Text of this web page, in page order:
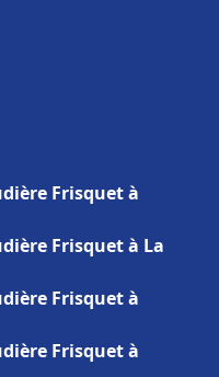
Frisquet à
Frisquet à La
Frisquet à
Frisquet à